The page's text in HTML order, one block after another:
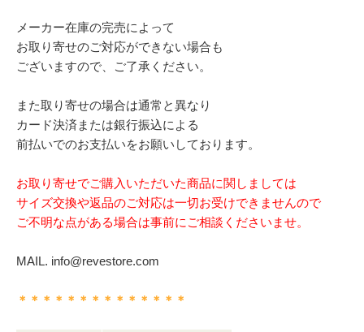
メーカー在庫の完売によって
お取り寄せのご対応ができない場合も
ございますので、ご了承ください。
また取り寄せの場合は通常と異なり
カード決済または銀行振込による
前払いでのお支払いをお願いしております。
お取り寄せでご購入いただいた商品に関しましては
サイズ交換や返品のご対応は一切お受けできませんので
ご不明な点がある場合は事前にご相談くださいませ。
MAIL. info@revestore.com
＊＊＊＊＊＊＊＊＊＊＊＊＊＊